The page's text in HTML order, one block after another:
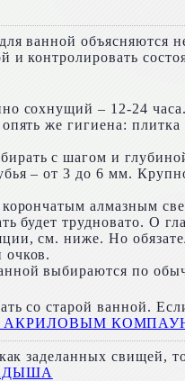
ванной объясняются
и контролировать
сохнущий – 12-24
же гигиена:
с шагом и
– от 3 до 6 мм.
алмазным
будет трудновато. О
см. ниже. Но
очков.
выбираются по
со старой ванной.
заделанных свищей,